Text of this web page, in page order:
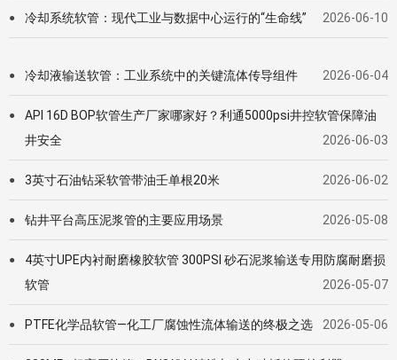
● 冷却系统软管：现代工业与数据中心运行的“生命线” 2026-06-10
● 冷却液输送软管：工业系统中的关键流体传导组件 2026-06-04
●
API 16D BOP软管生产厂家哪家好？利通5000psi井控软管保障油
井安全
2026-06-03
● 3英寸石油钻采软管带油壬单根20米 2026-06-02
● 钻井平台高压泥浆管的主要应用场景 2026-05-08
●
4英寸UPE内衬耐磨橡胶软管 300PSI 砂石泥浆输送专用防腐耐磨损
软管
2026-05-07
● PTFE化学品软管—化工厂腐蚀性流体输送的终极之选 2026-05-06